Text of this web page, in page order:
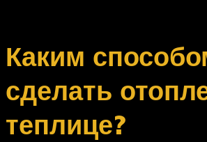
Каким
сделать
теплице?